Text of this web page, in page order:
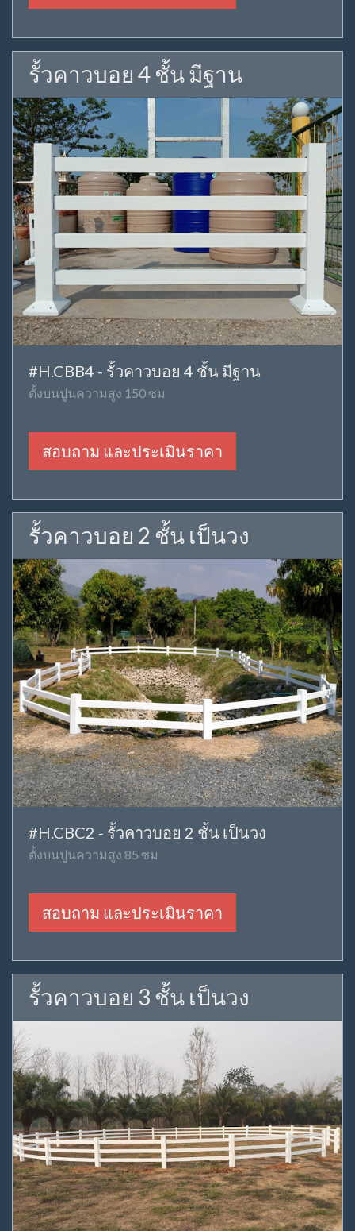
รั้วคาวบอย 4 ชั้น มีฐาน
#H.CBB4 - รั้วคาวบอย 4 ชั้น มีฐาน
ตั้งบนปูนความสูง 150 ซม
สอบถาม และประเมินราคา
รั้วคาวบอย 2 ชั้น เป็นวง
#H.CBC2 - รั้วคาวบอย 2 ชั้น เป็นวง
ตั้งบนปูนความสูง 85 ซม
สอบถาม และประเมินราคา
รั้วคาวบอย 3 ชั้น เป็นวง